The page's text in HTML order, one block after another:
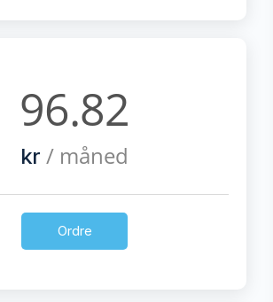
96.82
kr / måned
Ordre